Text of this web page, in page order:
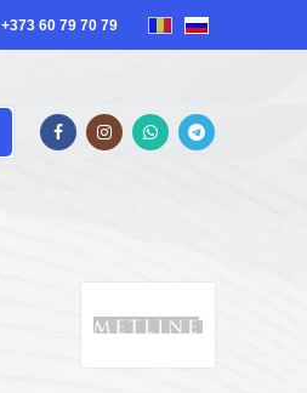
+373 60 79 70 79